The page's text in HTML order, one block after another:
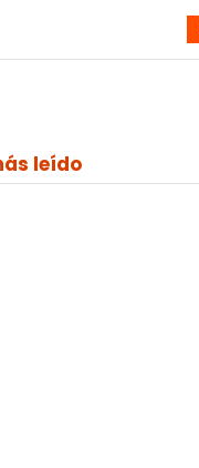
MONOGRÁFICOS
leído